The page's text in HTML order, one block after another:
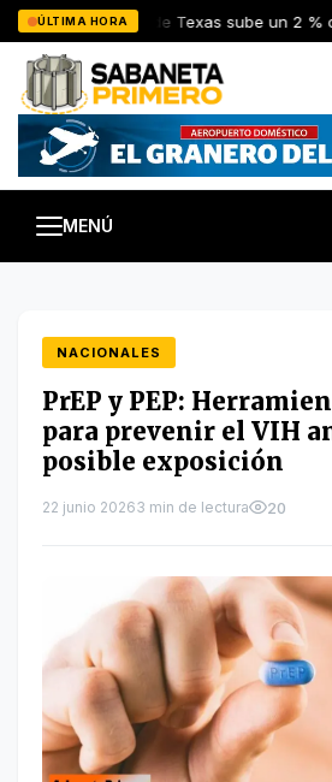
Saltar
al
contenido
ÚLTIMA HORA
El petróleo de Texas sube un 2 %
MENÚ
NACIONALES
PrEP y PEP:
para prevenir el VIH
posible exposición
22 junio 20263 min de lectura 20